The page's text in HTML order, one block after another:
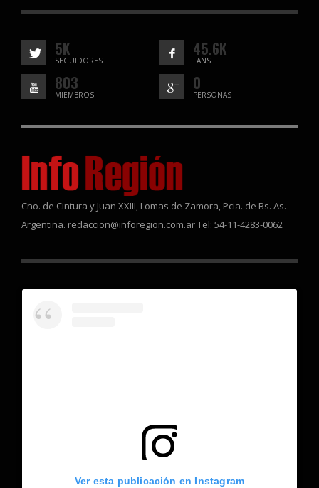
5K
SEGUIDORES
45.6K
FANS
803
MIEMBROS
0
PERSONAS
Cno. de Cintura y Juan XXIII, Lomas de Zamora, Pcia. de Bs. As.
Argentina. redaccion@inforegion.com.ar Tel: 54-11-4283-0062
Ver esta publicación en Instagram